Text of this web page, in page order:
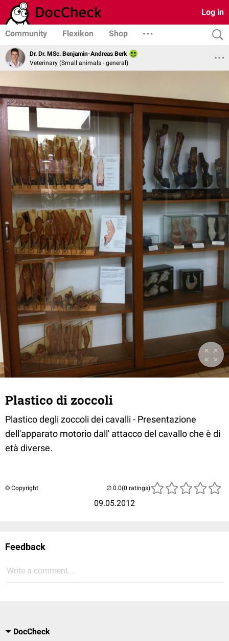
Log in
Community Flexikon Shop
Dr. Dr. MSc. Benjamin-Andreas Berk
Veterinary (Small animals - general)
Plastico di zoccoli
Plastico degli zoccoli dei cavalli - Presentazione
dell'apparato motorio dall' attacco del cavallo che è di
età diverse.
© Copyright
09.05.2012
(0 ratings)
Feedback
Write a comment...
DocCheck